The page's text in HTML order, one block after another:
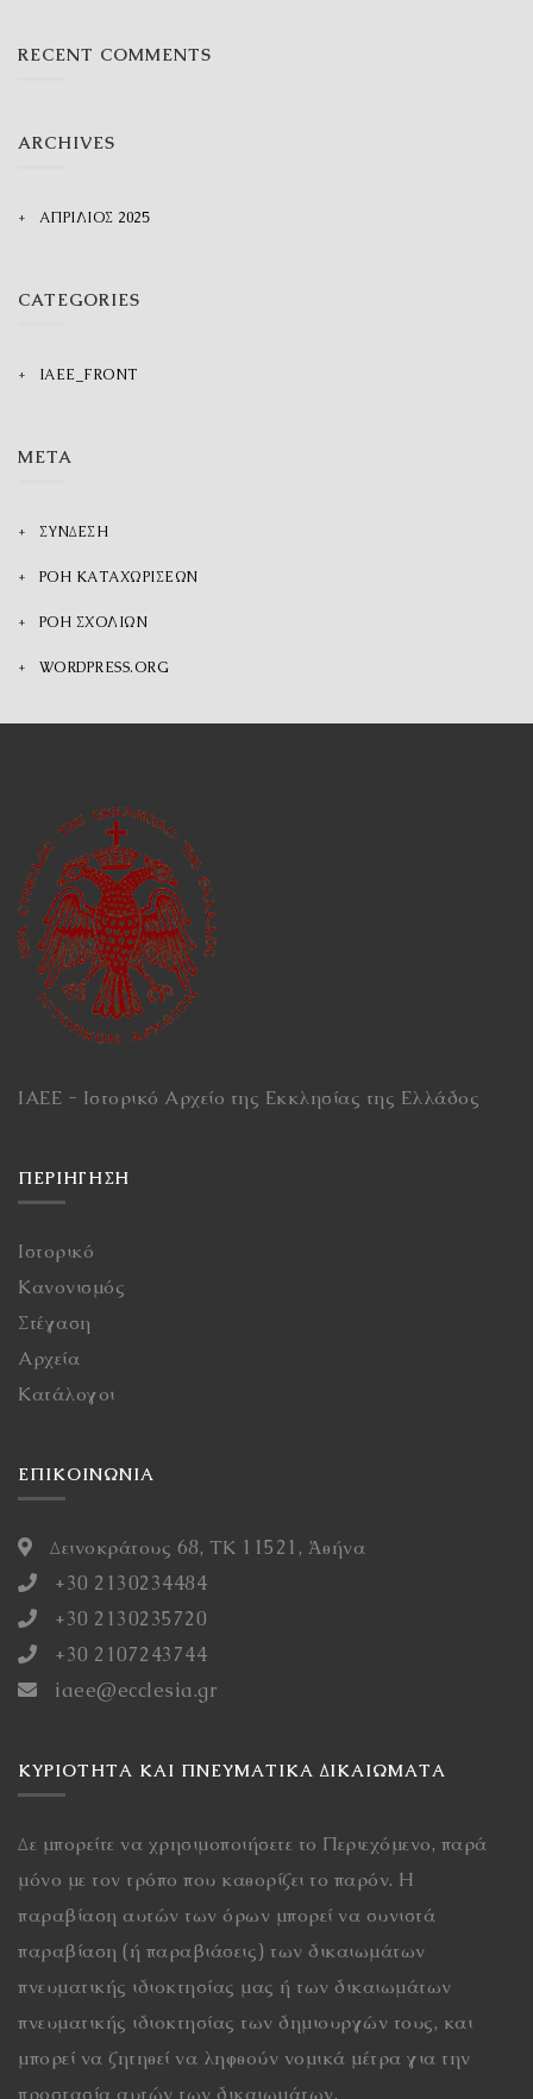
RECENT COMMENTS
ARCHIVES
ΑΠΡΊΛΙΟΣ 2025
CATEGORIES
IAEE_FRONT
META
ΣΎΝΔΕΣΗ
ΡΟΉ ΚΑΤΑΧΩΡΊΣΕΩΝ
ΡΟΉ ΣΧΟΛΊΩΝ
WORDPRESS.ORG
ΙΑΕΕ - Ιστορικό Αρχείο της Εκκλησίας της Ελλάδος
ΠΕΡΙΉΓΗΣΗ
Ιστορικό
Κανονισμός
Στέγαση
Αρχεία
Κατάλογοι
ΕΠΙΚΟΙΝΩΝΙΑ
Δεινοκράτους 68, ΤΚ 11521, Ἀθήνα
+30 2130234484
+30 2130235720
+30 2107243744
iaee@ecclesia.gr
ΚΥΡΙΌΤΗΤΑ ΚΑΙ ΠΝΕΥΜΑΤΙΚΆ ΔΙΚΑΙΏΜΑΤΑ
Δε μπορείτε να χρησιμοποιήσετε το Περιεχόμενο, παρά
μόνο με τον τρόπο που καθορίζει το παρόν. Η
παραβίαση αυτών των όρων μπορεί να συνιστά
παραβίαση (ή παραβιάσεις) των δικαιωμάτων
πνευματικής ιδιοκτησίας μας ή των δικαιωμάτων
πνευματικής ιδιοκτησίας των δημιουργών τους, και
μπορεί να ζητηθεί να ληφθούν νομικά μέτρα για την
προστασία αυτών των δικαιωμάτων.